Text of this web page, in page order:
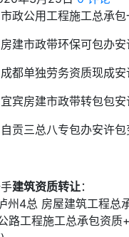
政公用工程施工总承
建市政带环保可包办
都单独劳务资质现成安
宾房建市政带转包包安
贡三总八专包办安许包
建筑资质转让：
州4总 房屋建筑工程总
路工程施工总承包资质